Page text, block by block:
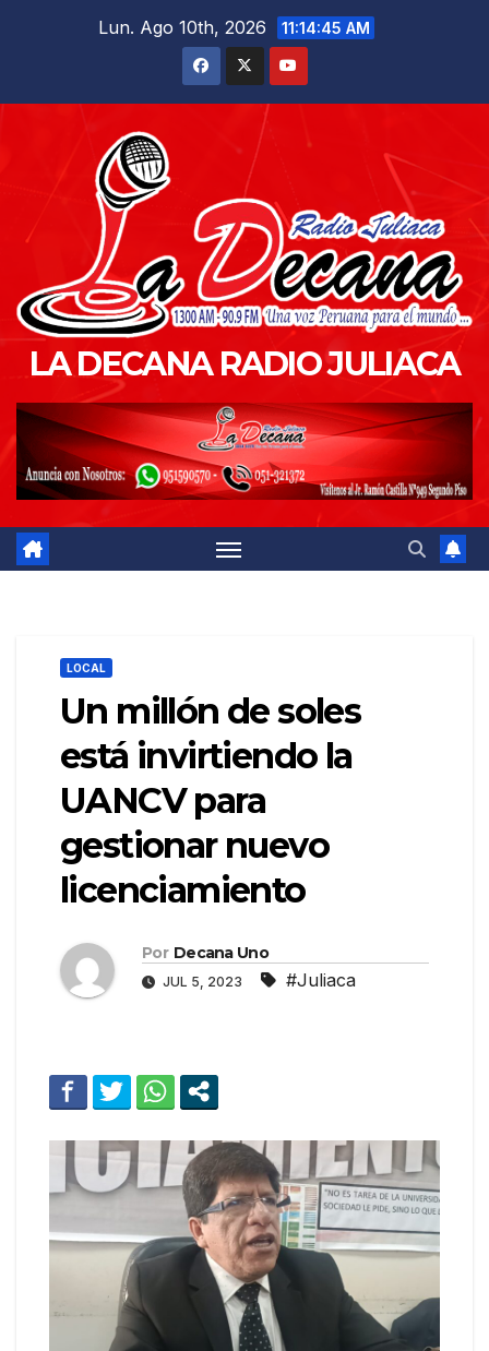
Lun. Ago 10th, 2026 11:14:46 AM
LA DECANA RADIO JULIACA
LOCAL
Un millón de soles
está invirtiendo la
UANCV para
gestionar nuevo
licenciamiento
Por Decana Uno
JUL 5, 2023 #Juliaca